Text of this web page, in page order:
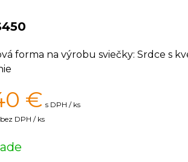
forma na výrobu sviečky: Srdce s
€ s DPH / ks
bez DPH / ks